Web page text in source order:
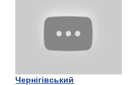
Чернігівський